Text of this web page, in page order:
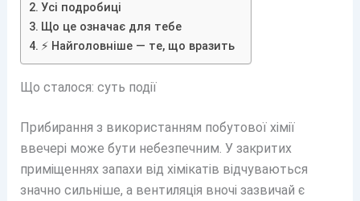
Усі подробиці
Що це означає для тебе
⚡ Найголовніше — те, що вразить
Що сталося: суть події
Прибирання з використанням побутової хімії
ввечері може бути небезпечним. У закритих
приміщеннях запахи від хімікатів відчуваються
значно сильніше, а вентиляція вночі зазвичай є